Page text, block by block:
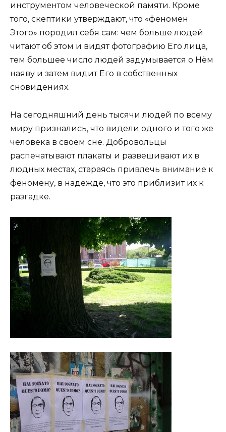
инструментом человеческой памяти. Кроме
того, скептики утверждают, что «феномен
Этого» породил себя сам: чем больше людей
читают об этом и видят фотографию Его лица,
тем большее число людей задумывается о Нём
наяву и затем видит Его в собственных
сновидениях.
На сегодняшний день тысячи людей по всему
миру признались, что видели одного и того же
человека в своём сне. Добровольцы
распечатывают плакаты и развешивают их в
людных местах, стараясь привлечь внимание к
феномену, в надежде, что это приблизит их к
разгадке.